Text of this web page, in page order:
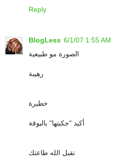
Reply
BlogLess 6/1/07 1:55 AM
الصورة مو طبيعية
رهيبة
خطيرة
أكيد "جكيتها" بالبوقة
تقبل الله طاعتك